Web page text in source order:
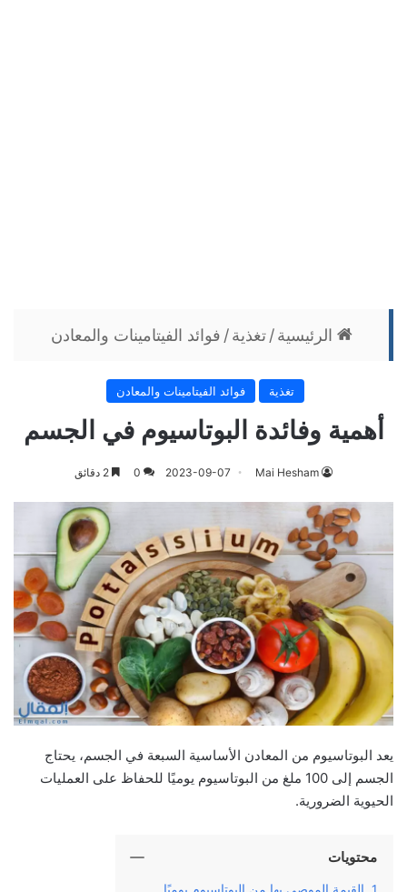
الرئيسية / تغذية / فوائد الفيتامينات والمعادن
تغذية فوائد الفيتامينات والمعادن
أهمية وفائدة البوتاسيوم في الجسم
Mai Hesham
2023-09-07
0
يعد البوتاسيوم من المعادن الأساسية السبعة في الجسم، يحتاج
الجسم إلى 100 ملغ من البوتاسيوم يوميًا للحفاظ على العمليات
الحيوية الضرورية.
محتويات